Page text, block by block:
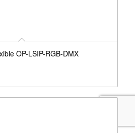
OP-LSIP-RGB-DMX